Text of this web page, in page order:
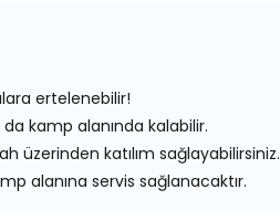
ertelenebilir!
kamp alanında kalabilir.
üzerinden katılım sağlayabilirsiniz.
alanına servis sağlanacaktır.